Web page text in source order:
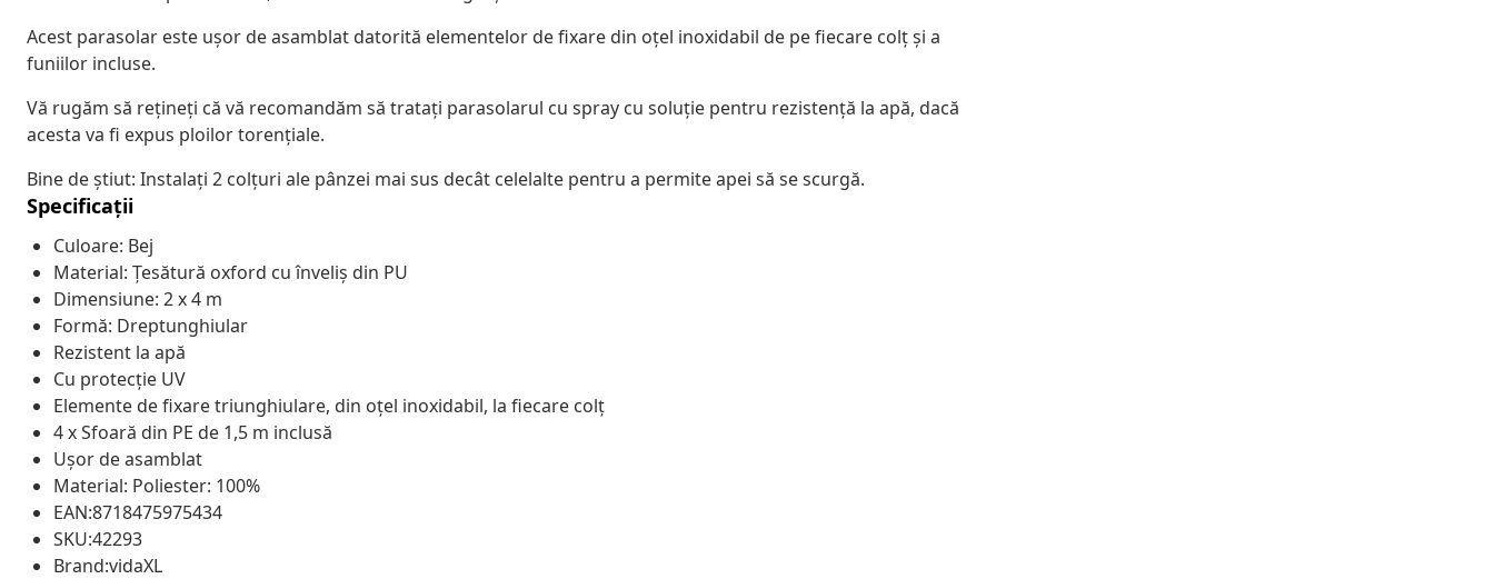
Acest parasolar este ușor de asamblat datorită elementelor de fixare din oțel inoxidabil de pe fiecare colț și a
funiilor incluse.
Vă rugăm să rețineți că vă recomandăm să tratați parasolarul cu spray cu soluție pentru rezistență la apă, dacă
acesta va fi expus ploilor torențiale.
Bine de știut: Instalați 2 colțuri ale pânzei mai sus decât celelalte pentru a permite apei să se scurgă.
Specificații
Culoare: Bej
Material: Țesătură oxford cu înveliș din PU
Dimensiune: 2 x 4 m
Formă: Dreptunghiular
Rezistent la apă
Cu protecție UV
Elemente de fixare triunghiulare, din oțel inoxidabil, la fiecare colț
4 x Sfoară din PE de 1,5 m inclusă
Ușor de asamblat
Material: Poliester: 100%
EAN:8718475975434
SKU:42293
Brand:vidaXL